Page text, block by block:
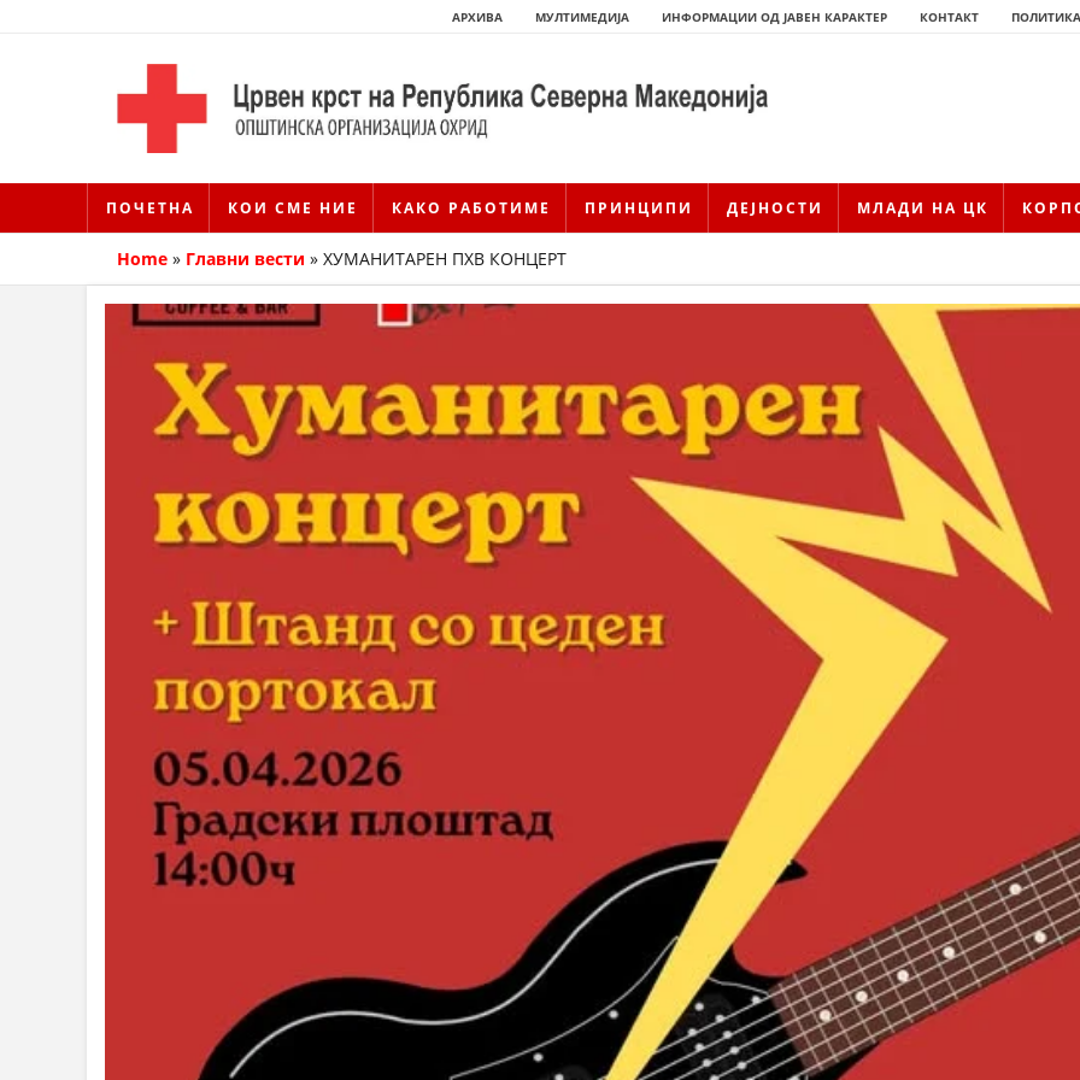
АРХИВА МУЛТИМЕДИЈА ИНФОРМАЦИИ ОД ЈАВЕН КАРАКТЕР КОНТАКТ
ПОЧЕТНА КОИ СМЕ НИЕ КАКО РАБОТИМЕ ПРИНЦИПИ ДЕЈНОСТИ МЛАДИ НА ЦК
ИСТОРИЈАТ НА ЦКРМ
ИСТОРИЈАТ НА ДВИЖЕЊЕТО
СТРУКТУРА НА ОРГАНИЗАЦИЈАТА
КОНТАКТ ИНФОРМАЦИИ
ЧЛЕНСТВО ВО ПРОФЕСИОНАЛНИ ТЕЛА
ЗАКОН ЗА ЦКРМ
СТАТУТ НА ЦКРМ
ОРГАНИЗАЦИЈА И РАЗВОЈ
РАКОВОДЕН ОДБОР
СОБРАНИЕ
СТРУКТУРА И ОРГАНИЗАЦИОНА ПОСТАВЕНОСТ
Home » Главни вести » ХУМАНИТАРЕН ПХВ КОНЦЕРТ